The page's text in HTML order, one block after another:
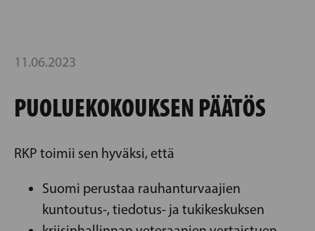
11.06.2023
PUOLUEKOKOUKSEN PÄÄTÖS
RKP toimii sen hyväksi, että
Suomi perustaa rauhanturvaajien
kuntoutus-, tiedotus- ja tukikeskuksen